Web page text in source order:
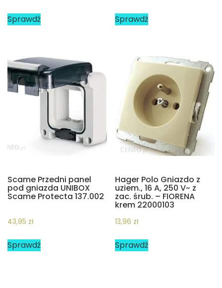
Sprawdź Sprawdź
Scame Przedni panel
pod gniazda UNIBOX
Scame Protecta 137.002
43,95 zł
Sprawdź
Hager Polo Gniazdo z
uziem., 16 A, 250 V~ z
zac. śrub. – FIORENA
krem 22000103
13,96 zł
Sprawdź